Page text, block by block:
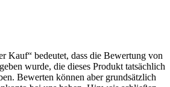
Kauf“ bedeutet, dass die Bewertung von
wurde, die dieses Produkt tatsächlich
Bewerten können aber grundsätzlich